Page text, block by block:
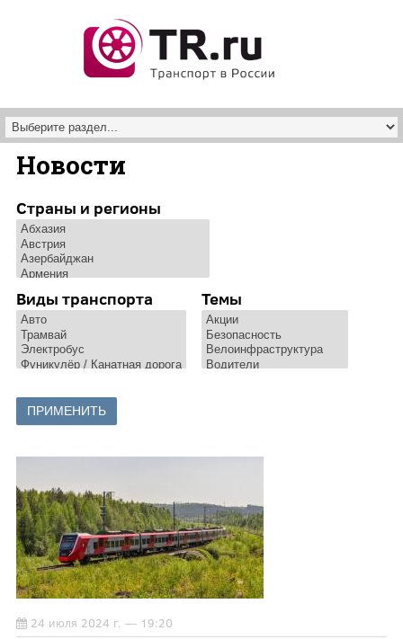
Новости
Страны и регионы
Виды транспорта Темы
24 июля 2024 г. — 19:20